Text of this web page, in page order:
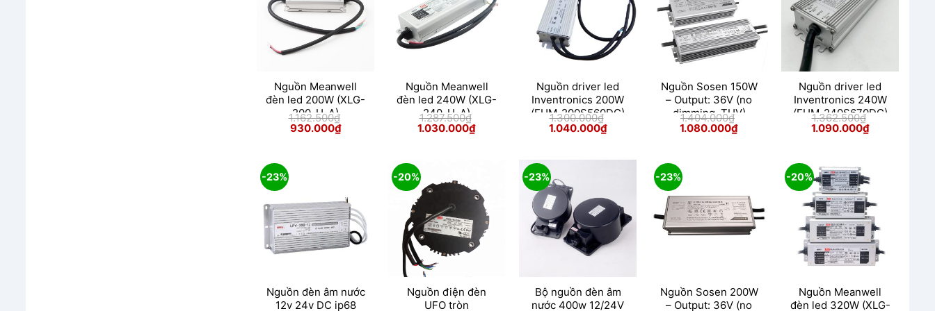
Nguồn Meanwell
đèn led 200W (XLG-
200-H-A)
1.162.500₫
Giá
gốc
930.000₫Giá
hiện
Nguồn Meanwell
đèn led 240W (XLG-
240-H-A)
1.287.500₫
Giá
gốc
1.030.000₫Giá
Nguồn driver led
Inventronics 200W
(EUM-200S560DG)
1.300.000₫
Giá
gốc
1.040.000₫Giá
hiện
1.040.000₫.
Nguồn Sosen 150W
– Output: 36V (no
dimming, TUV)
1.404.000₫
Giá
gốc
1.080.000₫Giá
Nguồn driver led
Inventronics 240W
(EUM-240S670DG)
1.362.500₫
Giá
gốc
1.090.000₫Giá
hiện
-23%
Nguồn đèn âm nước
12v 24v DC ip68
-20%
Nguồn điện đèn
UFO tròn
-23%
Bộ nguồn đèn âm
nước 400w 12/24V
-23%
Nguồn Sosen 200W
– Output: 36V (no
-20%
Nguồn Meanwell
đèn led 320W (XLG-